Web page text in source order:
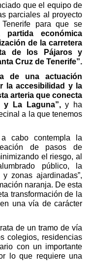
que el equipo de
parciales al proyecto
para que se
partida económica
de la carretera
de los Pájaros y
Cruz de Tenerife”.
de una actuación
la accesibilidad y la
arteria que conecta
y La Laguna”, y ha
a la que tenemos
cabo contempla la
de pasos de
el riesgo, al
público, la
zonas ajardinadas”,
naranja. De esta
transformación de la
una vía de carácter
de un tramo de vía
colegios, residencias
con un importante
lo que requiere una